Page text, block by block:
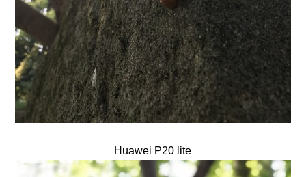
Huawei P20 lite